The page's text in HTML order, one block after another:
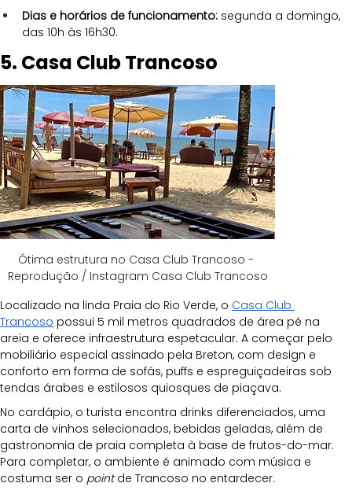
Dias e horários de funcionamento: segunda a domingo,
das 10h às 16h30.
5. Casa Club Trancoso
Ótima estrutura no Casa Club Trancoso -
Reprodução / Instagram Casa Club Trancoso
Localizado na linda Praia do Rio Verde, o Casa Club
Trancoso possui 5 mil metros quadrados de área pé na
areia e oferece infraestrutura espetacular. A começar pelo
mobiliário especial assinado pela Breton, com design e
conforto em forma de sofás, puffs e espreguiçadeiras sob
tendas árabes e estilosos quiosques de piaçava.
No cardápio, o turista encontra drinks diferenciados, uma
carta de vinhos selecionados, bebidas geladas, além de
gastronomia de praia completa à base de frutos-do-mar.
Para completar, o ambiente é animado com música e
costuma ser o point de Trancoso no entardecer.